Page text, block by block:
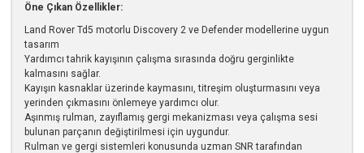
Öne Çıkan Özellikler:
Land Rover Td5 motorlu Discovery 2 ve Defender modellerine uygun
tasarım
Yardımcı tahrik kayışının çalışma sırasında doğru gerginlikte
kalmasını sağlar.
Kayışın kasnaklar üzerinde kaymasını, titreşim oluşturmasını veya
yerinden çıkmasını önlemeye yardımcı olur.
Aşınmış rulman, zayıflamış gergi mekanizması veya çalışma sesi
bulunan parçanın değiştirilmesi için uygundur.
Rulman ve gergi sistemleri konusunda uzman SNR tarafından